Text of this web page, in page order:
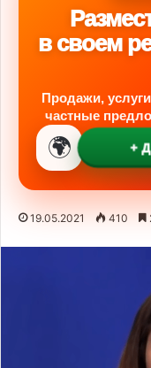
в своем
Продажи,
частные
🌍 +
19.05.2021 410